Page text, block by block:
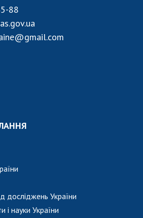
88
досліджень України
і науки України